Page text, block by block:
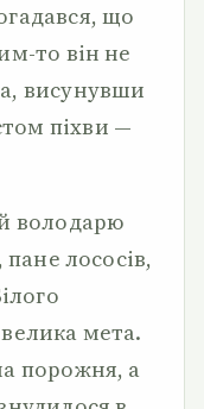
що
то він не
висунувши
піхви —
володарю
пане лососів,
мета.
порожня, а